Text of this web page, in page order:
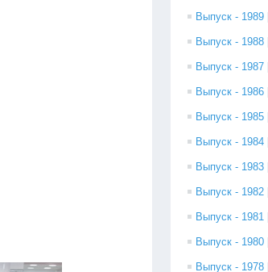
Выпуск - 1989
Выпуск - 1988
Выпуск - 1987
Выпуск - 1986
Выпуск - 1985
Выпуск - 1984
Выпуск - 1983
Выпуск - 1982
Выпуск - 1981
Выпуск - 1980
Выпуск - 1978